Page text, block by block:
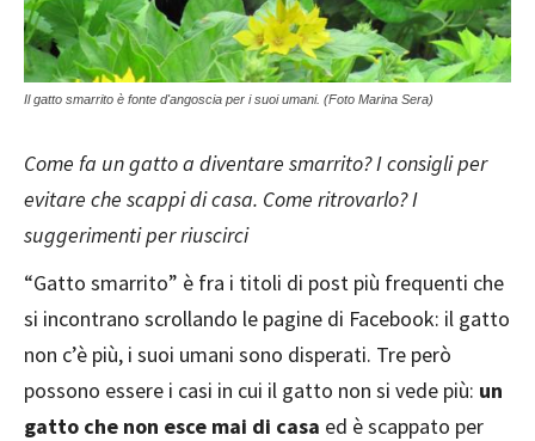
Il gatto smarrito è fonte d'angoscia per i suoi umani. (Foto Marina Sera)
Come fa un gatto a diventare smarrito? I consigli per
evitare che scappi di casa. Come ritrovarlo? I
suggerimenti per riuscirci
“Gatto smarrito” è fra i titoli di post più frequenti che
si incontrano scrollando le pagine di Facebook: il gatto
non c’è più, i suoi umani sono disperati. Tre però
possono essere i casi in cui il gatto non si vede più: un
gatto che non esce mai di casa ed è scappato per